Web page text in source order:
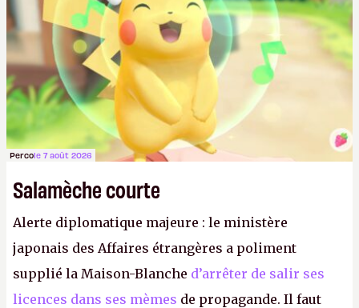
consoles à ces petits cons !
Percole 7 août 2026
Salamèche courte
Alerte diplomatique majeure : le ministère
japonais des Affaires étrangères a poliment
supplié la Maison-Blanche d’arrêter de salir ses
licences dans ses mèmes de propagande. Il faut